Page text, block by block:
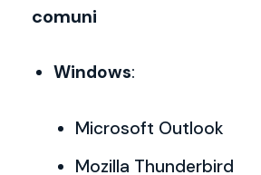
comuni
Windows:
Microsoft Outlook
Mozilla Thunderbird